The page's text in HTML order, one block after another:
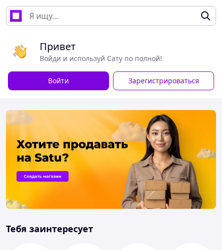
Привет
Войди и используй Сату по полной!
Войти Зарегистрироваться
Тебя заинтересует